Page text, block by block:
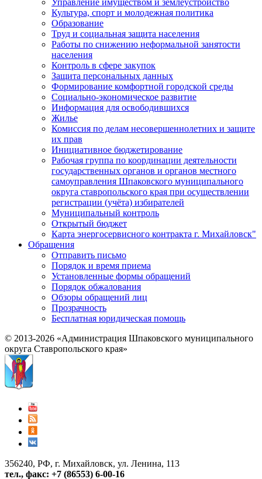
Управление имуществом и землеустройство
Культура, спорт и молодежная политика
Образование
Труд и социальная защита населения
Работы по снижению неформальной занятости
населения
Контроль в сфере закупок
Защита персональных данных
Формирование комфортной городской среды
Социально-экономическое развитие
Информация для освободившихся
Жилье
Комиссия по делам несовершеннолетних и защите
их прав
Инициативное бюджетирование
Рабочая группа по координации деятельности
государственных органов и органов местного
самоуправления Шпаковского муниципального
округа ставропольского края при осуществлении
регистрации (учёта) избирателей
Муниципальный контроль
Открытый бюджет
Карта энергосервисного контракта г. Михайловск"
Обращения
Отправить письмо
Порядок и время приема
Установленные формы обращений
Порядок обжалования
Обзоры обращений лиц
Прозрачность
Бесплатная юридическая помощь
© 2013-2026 «Администрация Шпаковского муниципального
округа Ставропольского края»
356240, РФ, г. Михайловск, ул. Ленина, 113
тел., факс: +7 (86553) 6-00-16